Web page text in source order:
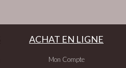
ACHAT EN LIGNE
Mon Compte